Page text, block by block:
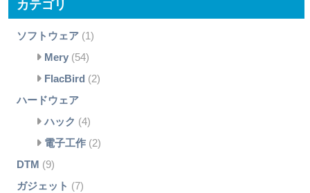
カテゴリ
ソフトウェア(1)
Mery(54)
FlacBird (2)
ハードウェア
ハック (4)
電子工作(2)
DTM (9)
ガジェット (7)